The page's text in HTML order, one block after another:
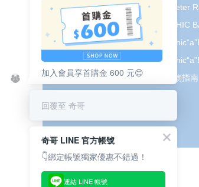
清潔護理
服飾推薦
被毯紡品
推車汽座
我要分享
2026 Peter
2026 CHIC
2026
2026
媽咪購物指南
加入會員享首購金 600 元😊
回覆至 奇哥
奇哥 LINE 官方帳號
👇綁定帳號獨家優惠不錯過！
連結 LINE 帳號